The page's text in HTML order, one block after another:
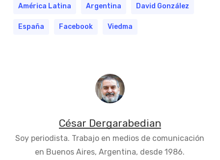
América Latina Argentina David González
España Facebook Viedma
César Dergarabedian
Soy periodista. Trabajo en medios de comunicación
en Buenos Aires, Argentina, desde 1986.